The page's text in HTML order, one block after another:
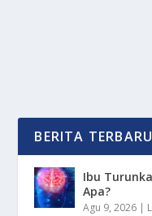
BERITA TERBARU
Ibu
Apa?
Agu 9, 2026 |